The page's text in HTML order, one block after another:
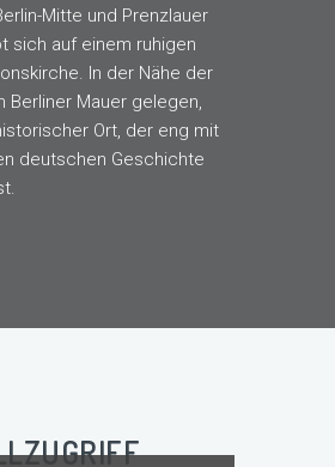
Mitte und Prenzlauer
sich auf einem ruhigen
In der Nähe der
Berliner Mauer gelegen,
Ort, der eng mit
deutschen Geschichte